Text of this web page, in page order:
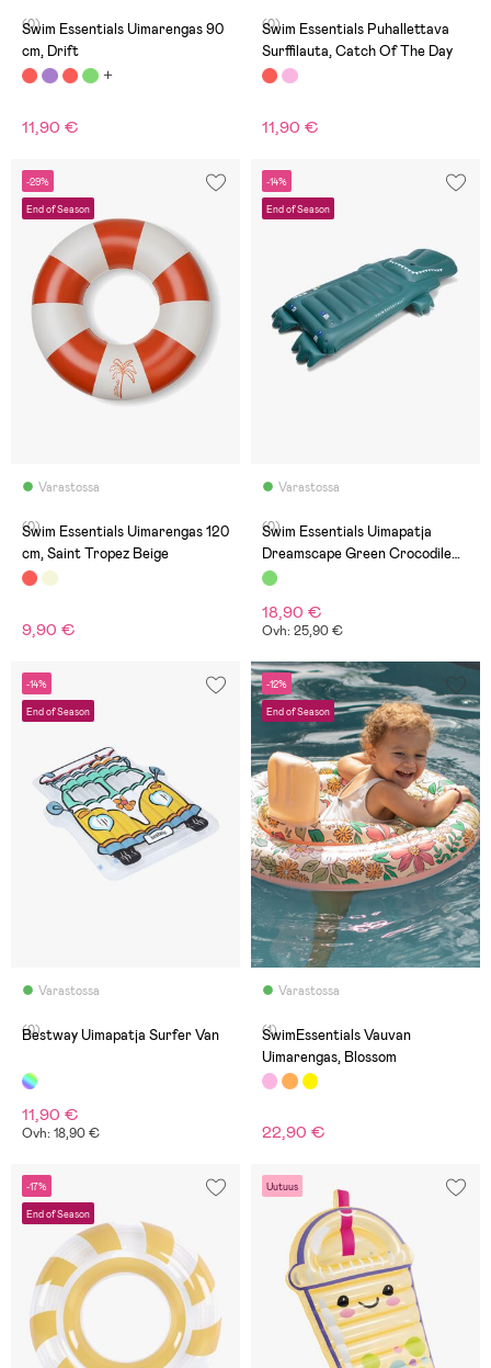
(0)
Swim Essentials Uimarengas 90
cm, Drift
11,90 €
(0)
Swim Essentials Puhallettava
Surffilauta, Catch Of The Day
11,90 €
-29%
End of Season
Varastossa
(0)
Swim Essentials Uimarengas 120
cm, Saint Tropez Beige
9,90 €
-14%
End of Season
Varastossa
(0)
Swim Essentials Uimapatja
Dreamscape Green Crocodile
177 cm
18,90 €
Ovh: 25,90 €
-14%
End of Season
Varastossa
(0)
Bestway Uimapatja Surfer Van
11,90 €
Ovh: 18,90 €
-12%
End of Season
Varastossa
(1)
SwimEssentials Vauvan
Uimarengas, Blossom
22,90 €
-17%
End of Season
Uutuus